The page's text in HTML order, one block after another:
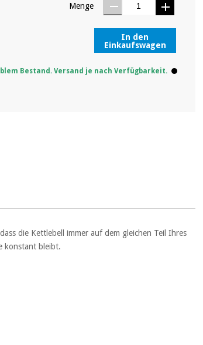
Menge
In den
Einkaufswagen
Bestand. Versand je nach Verfügbarkeit.
die Kettlebell immer auf dem gleichen Teil Ihres
konstant bleibt.